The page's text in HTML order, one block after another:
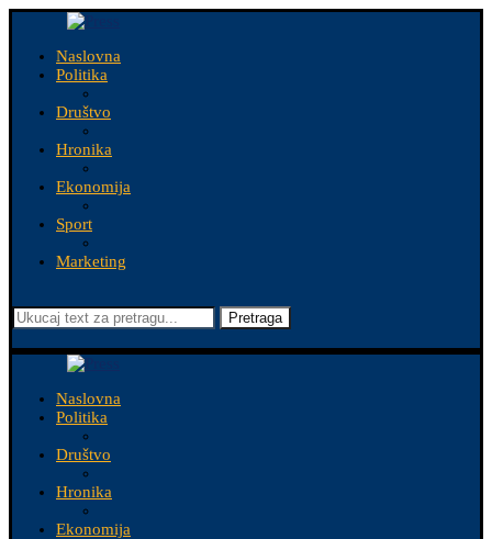
Naslovna
Politika
Društvo
Hronika
Ekonomija
Sport
Marketing
Pretraga
Naslovna
Politika
Društvo
Hronika
Ekonomija